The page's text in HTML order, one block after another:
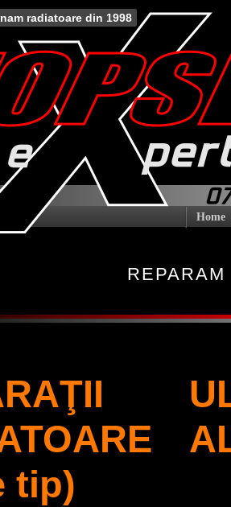
radiatoare din 1998
Home
tip)